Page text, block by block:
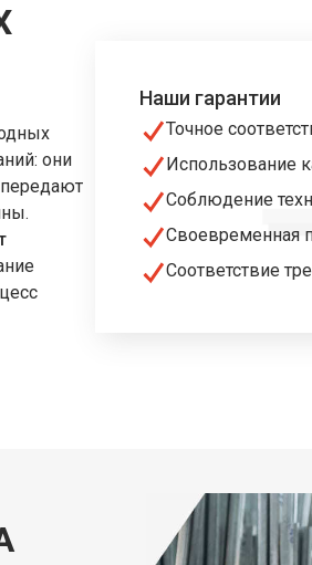
они
Наши гарантии
Точное
Использование
Соблюдение
Своевременная
Соответствие